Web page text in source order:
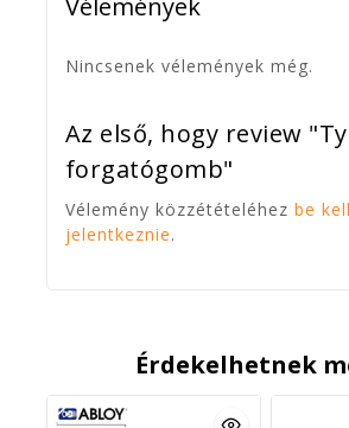
Nincsenek vélemények még.
Az első, hogy review
forgatógomb"
Vélemény közzétételéhez be kell
jelentkeznie.
Érdekelhetnek